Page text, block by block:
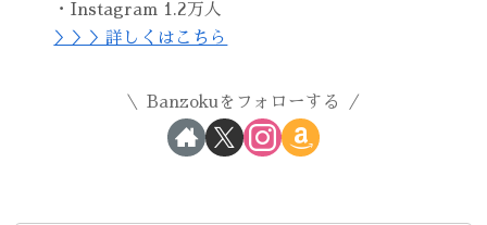
・Instagram 1.2万人
＞＞＞詳しくはこちら
Banzokuをフォローする